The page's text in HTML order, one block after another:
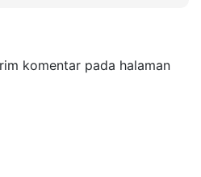
komentar pada halaman